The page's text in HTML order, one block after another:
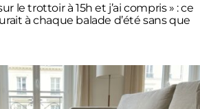
le trottoir à 15h et j’ai compris » : ce
à chaque balade d’été sans que